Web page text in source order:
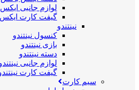
لوازم جانبی
گیفت کارت
نینتندو
کنسول نینتندو
بازی نینتندو
دسته نینتندو
لوازم جانبی
گیفت کارت
سیم کارت